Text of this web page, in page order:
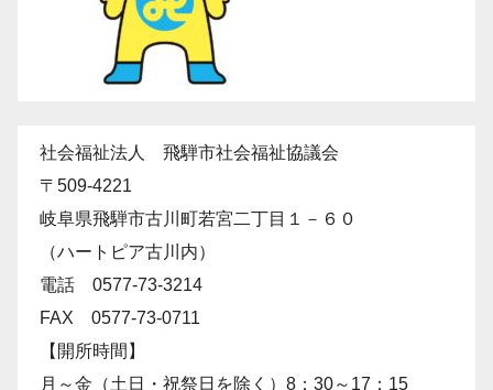
社会福祉法人 飛騨市社会福祉協議会
〒509-4221
岐阜県飛騨市古川町若宮二丁目１－６０
（ハートピア古川内）
電話 0577-73-3214
FAX 0577-73-0711
【開所時間】
月～金（土日・祝祭日を除く）8：30～17：15